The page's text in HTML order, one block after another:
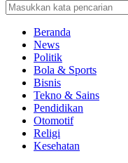
Beranda
News
Politik
Bola & Sports
Bisnis
Tekno & Sains
Pendidikan
Otomotif
Religi
Kesehatan